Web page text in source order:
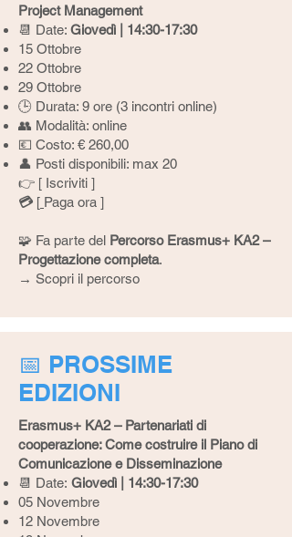
Project Management
📆 Date: Giovedì | 14:30-17:30
15 Ottobre
22 Ottobre
29 Ottobre
🕒 Durata: 9 ore (3 incontri online)
👥 Modalità: online
💶 Costo: € 260,00
👤 Posti disponibili: max 20
👉 [ Iscriviti ]
💳 [ Paga ora ]
🧩 Fa parte del Percorso Erasmus+ KA2 –
Progettazione completa.
→ Scopri il percorso
📅 PROSSIME
EDIZIONI
Erasmus+ KA2 – Partenariati di
cooperazione: Come costruire il Piano di
Comunicazione e Disseminazione
📆 Date: Giovedì | 14:30-17:30
05 Novembre
12 Novembre